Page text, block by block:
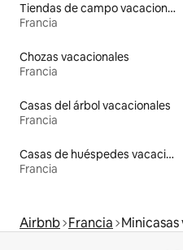
Tiendas de campo vacacionales
Francia
Chozas vacacionales
Francia
Casas del árbol vacacionales
Francia
Casas de huéspedes vacacionales
Francia
Airbnb Francia